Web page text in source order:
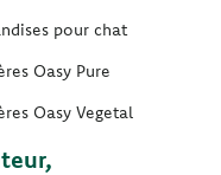
pour chat
Oasy Pure
Oasy Vegetal